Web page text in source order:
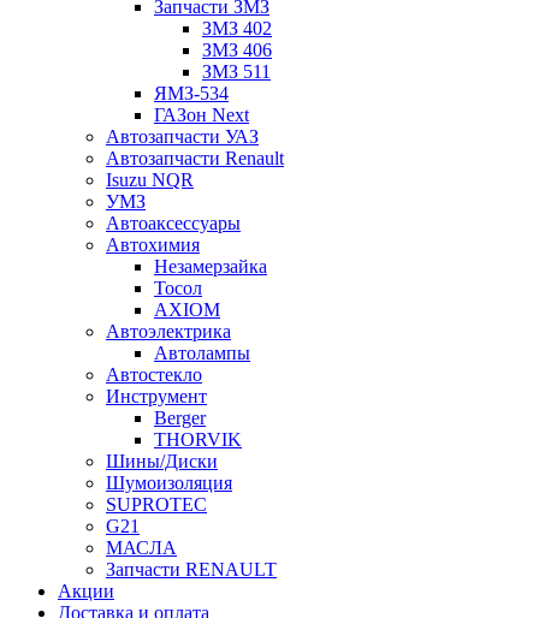
Запчасти ЗМЗ
ЗМЗ 402
ЗМЗ 406
ЗМЗ 511
ЯМЗ-534
ГАЗон Next
Автозапчасти УАЗ
Автозапчасти Renault
Isuzu NQR
УМЗ
Автоаксессуары
Автохимия
Незамерзайка
Тосол
AXIOM
Автоэлектрика
Автолампы
Автостекло
Инструмент
Berger
THORVIK
Шины/Диски
Шумоизоляция
SUPROTEC
G21
МАСЛА
Запчасти RENAULT
Акции
Доставка и оплата